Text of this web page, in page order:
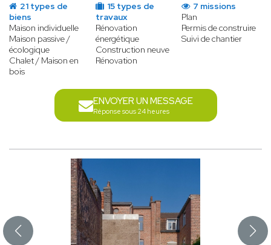
21 types de
biens
Maison individuelle
Maison passive /
écologique
Chalet / Maison en
bois
15 types de
travaux
Rénovation
énergétique
Construction neuve
Rénovation
7 missions
Plan
Permis de construire
Suivi de chantier
ENVOYER UN MESSAGE
Réponse sous 24 heures